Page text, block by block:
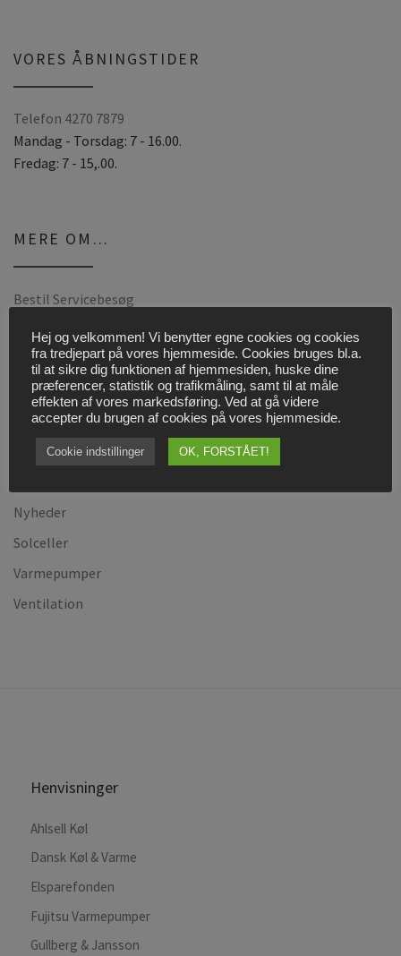
r
t
i
v
VORES ÅBNINGSTIDER
Telefon 4270 7879
Mandag - Torsdag: 7 - 16.00.
Fredag: 7 - 15,.00.
MERE OM…
Bestil Servicebesøg
Cookies og persondatapolitik
Find vej til os!
Firmaprofil
Kontakt os
Køl- og Varmepumpeservice, VE Godkendt
Nyheder
Solceller
Varmepumper
Ventilation
Henvisninger
Ahlsell Køl
Dansk Køl & Varme
Elsparefonden
Fujitsu Varmepumper
Gullberg & Jansson
Hej og velkommen! Vi benytter egne cookies og cookies
fra tredjepart på vores hjemmeside. Cookies bruges bl.a.
til at sikre dig funktionen af hjemmesiden, huske dine
præferencer, statistik og trafikmåling, samt til at måle
effekten af vores markedsføring. Ved at gå videre
accepter du brugen af cookies på vores hjemmeside.
Cookie indstillinger OK, FORSTÅET!